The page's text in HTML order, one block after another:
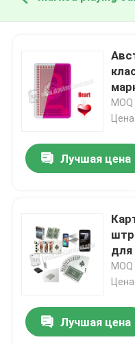
для
Лучшая цена
для
Лучшая цена